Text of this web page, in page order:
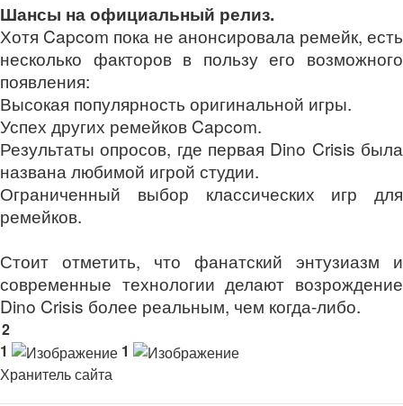
Шансы на официальный релиз.
Хотя Capcom пока не анонсировала ремейк, есть
несколько факторов в пользу его возможного
появления:
Высокая популярность оригинальной игры.
Успех других ремейков Capcom.
Результаты опросов, где первая Dino Crisis была
названа любимой игрой студии.
Ограниченный выбор классических игр для
ремейков.
Стоит отметить, что фанатский энтузиазм и
современные технологии делают возрождение
Dino Crisis более реальным, чем когда-либо.
2
1
1
Хранитель сайта